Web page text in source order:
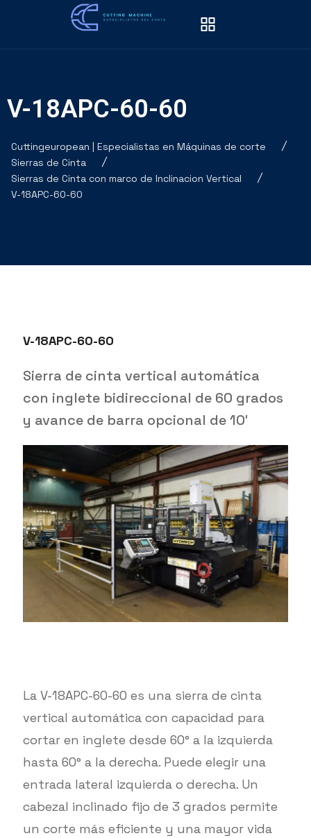
V-18APC-60-60
Cuttingeuropean | Especialistas en Máquinas de corte
Sierras de Cinta
Sierras de Cinta con marco de Inclinacion Vertical
V-18APC-60-60
V-18APC-60-60
Sierra de cinta vertical automática
con inglete bidireccional de 60 grados
y avance de barra opcional de 10′
La V-18APC-60-60 es una sierra de cinta
vertical automática con capacidad para
cortar en inglete desde 60° a la izquierda
hasta 60° a la derecha. Puede elegir una
entrada lateral izquierda o derecha. Un
cabezal inclinado fijo de 3 grados permite
un corte más eficiente y una mayor vida